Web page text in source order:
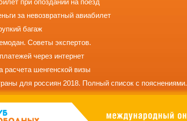
при опоздании на поезд
за невозвратный авиабилет
багаж
Советы экспертов.
через интернет
расчета шенгенской визы
для россиян 2018. Полный список с пояснениями.